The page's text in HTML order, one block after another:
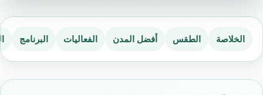
الخلاصة الطقس أفضل المدن الفعاليات البرنامج